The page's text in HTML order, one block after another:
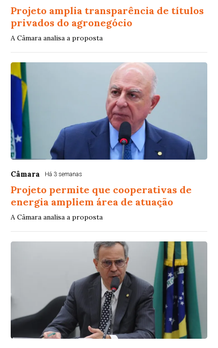
Projeto amplia transparência de títulos
privados do agronegócio
A Câmara analisa a proposta
Câmara Há 3 semanas
Projeto permite que cooperativas de
energia ampliem área de atuação
A Câmara analisa a proposta